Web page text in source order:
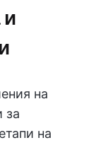
на
за
на